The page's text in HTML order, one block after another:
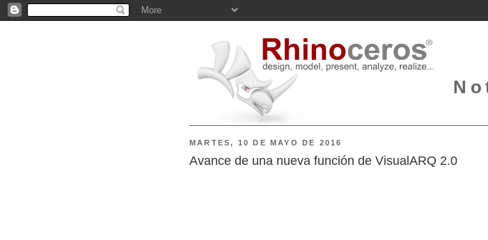
MARTES, 10 DE MAYO DE 2016
Avance de una nueva función de VisualARQ 2.0